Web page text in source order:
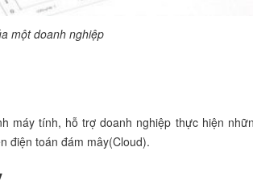
một doanh nghiệp
máy tính, hỗ trợ doanh nghiệp thực hiện
điện toán đám mây(Cloud).